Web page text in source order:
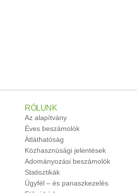
RÓLUNK
Az alapítvány
Éves beszámolók
Átláthatóság
Közhasznúsági jelentések
Adományozási beszámolók
Statisztikák
Ügyfél – és panaszkezelés